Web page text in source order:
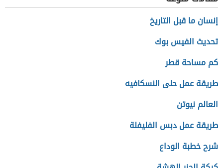
إنسان ما قبل التاريخ
تحديث الفيس بوك
كم مساحة قطر
طريقة عمل حلى النسكافيه
العالم نيوتن
طريقة عمل دبس الفليفلة
شرح خطبة الوداع